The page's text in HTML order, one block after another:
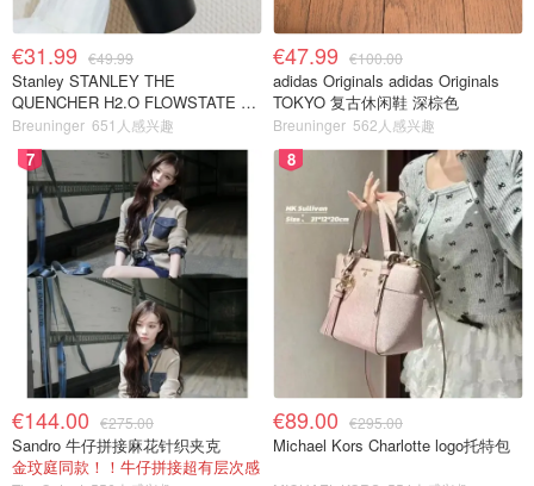
€31.99 €49.99
Stanley STANLEY THE
QUENCHER H2.O FLOWSTATE 保
温杯 1.18L 黑色
Breuninger 651人感兴趣
€47.99 €100.00
adidas Originals adidas Originals
TOKYO 复古休闲鞋 深棕色
Breuninger 562人感兴趣
7
€144.00 €275.00
Sandro 牛仔拼接麻花针织夹克
金玟庭同款！！牛仔拼接超有层次感
8
€89.00 €295.00
Michael Kors Charlotte logo托特包